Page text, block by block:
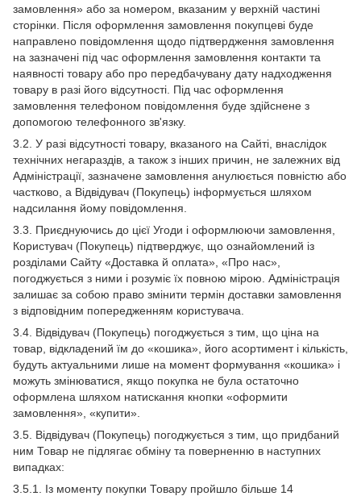
замовлення» або за номером, вказаним у верхній частині
сторінки. Після оформлення замовлення покупцеві буде
направлено повідомлення щодо підтвердження замовлення
на зазначені під час оформлення замовлення контакти та
наявності товару або про передбачувану дату надходження
товару в разі його відсутності. Під час оформлення
замовлення телефоном повідомлення буде здійснене з
допомогою телефонного зв'язку.
3.2. У разі відсутності товару, вказаного на Сайті, внаслідок
технічних негараздів, а також з інших причин, не залежних від
Адміністрації, зазначене замовлення анулюється повністю або
частково, а Відвідувач (Покупець) інформується шляхом
надсилання йому повідомлення.
3.3. Приєднуючись до цієї Угоди і оформлюючи замовлення,
Користувач (Покупець) підтверджує, що ознайомлений із
розділами Сайту «Доставка й оплата», «Про нас»,
погоджується з ними і розуміє їх повною мірою. Адміністрація
залишає за собою право змінити термін доставки замовлення
з відповідним попередженням користувача.
3.4. Відвідувач (Покупець) погоджується з тим, що ціна на
товар, відкладений їм до «кошика», його асортимент і кількість,
будуть актуальними лише на момент формування «кошика» і
можуть змінюватися, якщо покупка не була остаточно
оформлена шляхом натискання кнопки «оформити
замовлення», «купити».
3.5. Відвідувач (Покупець) погоджується з тим, що придбаний
ним Товар не підлягає обміну та поверненню в наступних
випадках:
3.5.1. Із моменту покупки Товару пройшло більше 14